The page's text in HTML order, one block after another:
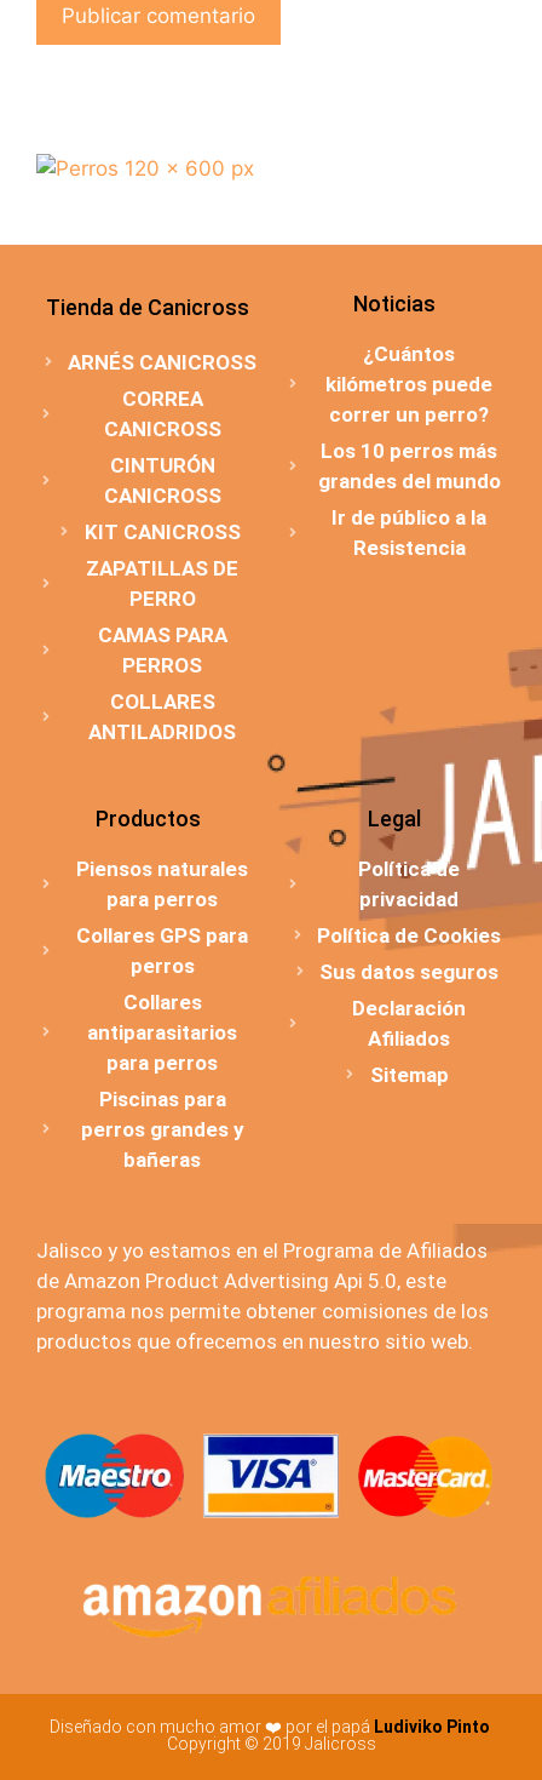
Tienda de Canicross
ARNÉS CANICROSS
CORREA
CANICROSS
CINTURÓN
CANICROSS
KIT CANICROSS
ZAPATILLAS DE
PERRO
CAMAS PARA
PERROS
COLLARES
ANTILADRIDOS
Noticias
¿Cuántos
kilómetros puede
correr un perro?
Los 10 perros más
grandes del mundo
Ir de público a la
Resistencia
Productos
Piensos naturales
para perros
Collares GPS para
perros
Collares
antiparasitarios
para perros
Piscinas para
perros grandes y
bañeras
Legal
Política de
privacidad
Política de Cookies
Sus datos seguros
Declaración
Afiliados
Sitemap
Jalisco y yo estamos en el Programa de Afiliados
de Amazon Product Advertising Api 5.0, este
programa nos permite obtener comisiones de los
productos que ofrecemos en nuestro sitio web.
Diseñado con mucho amor ❤️ por el papá Ludiviko Pinto
Copyright © 2019 Jalicross